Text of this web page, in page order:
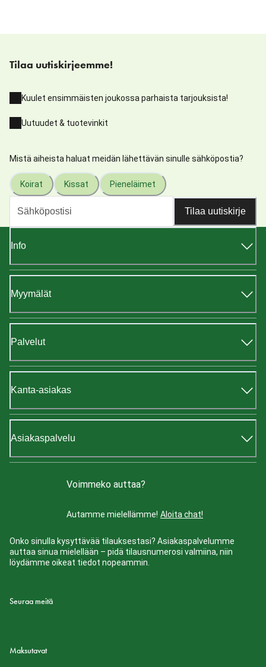
Tilaa uutiskirjeemme!
Kuulet ensimmäisten joukossa parhaista tarjouksista!
Uutuudet & tuotevinkit
Mistä aiheista haluat meidän lähettävän sinulle sähköpostia?
Koirat Kissat Pieneläimet
Tilaa uutiskirje
Info
Myymälät
Palvelut
Kanta-asiakas
Asiakaspalvelu
Voimmeko auttaa?
Autamme mielellämme! Aloita chat!
Onko sinulla kysyttävää tilauksestasi? Asiakaspalvelumme
auttaa sinua mielellään – pidä tilausnumerosi valmiina, niin
löydämme oikeat tiedot nopeammin.
Seuraa meitä
Maksutavat